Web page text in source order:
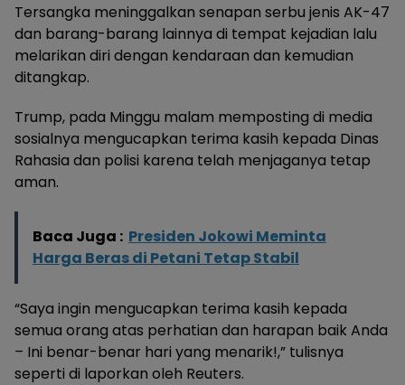
Tersangka meninggalkan senapan serbu jenis AK-47
dan barang-barang lainnya di tempat kejadian lalu
melarikan diri dengan kendaraan dan kemudian
ditangkap.
Trump, pada Minggu malam memposting di media
sosialnya mengucapkan terima kasih kepada Dinas
Rahasia dan polisi karena telah menjaganya tetap
aman.
Baca Juga : Presiden Jokowi Meminta
Harga Beras di Petani Tetap Stabil
“Saya ingin mengucapkan terima kasih kepada
semua orang atas perhatian dan harapan baik Anda
– Ini benar-benar hari yang menarik!,” tulisnya
seperti di laporkan oleh Reuters.